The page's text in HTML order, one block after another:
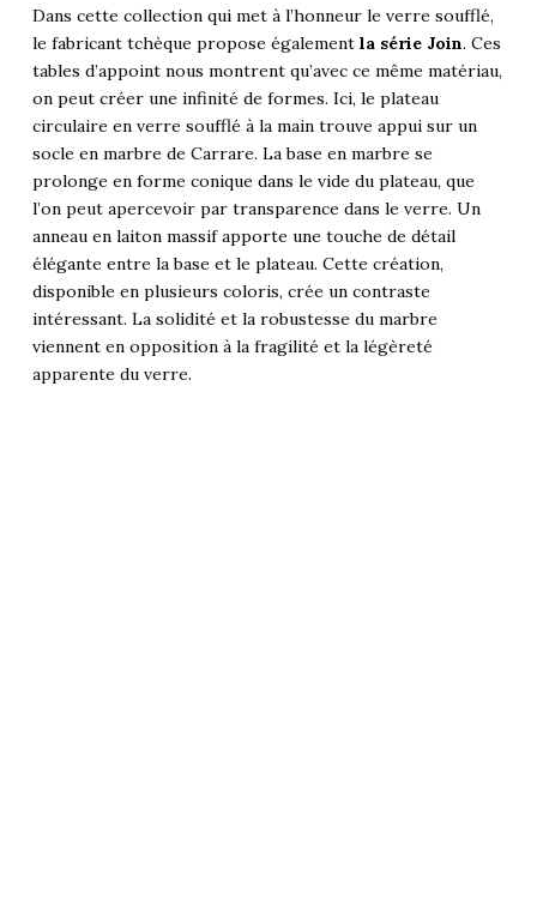
Dans cette collection qui met à l’honneur le verre soufflé,
le fabricant tchèque propose également la série Join. Ces
tables d’appoint nous montrent qu’avec ce même matériau,
on peut créer une infinité de formes. Ici, le plateau
circulaire en verre soufflé à la main trouve appui sur un
socle en marbre de Carrare. La base en marbre se
prolonge en forme conique dans le vide du plateau, que
l’on peut apercevoir par transparence dans le verre. Un
anneau en laiton massif apporte une touche de détail
élégante entre la base et le plateau. Cette création,
disponible en plusieurs coloris, crée un contraste
intéressant. La solidité et la robustesse du marbre
viennent en opposition à la fragilité et la légèreté
apparente du verre.